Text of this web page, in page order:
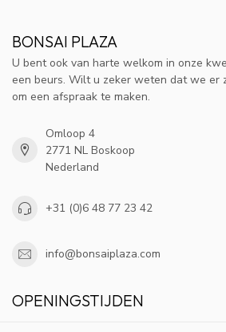
BONSAI PLAZA
U bent ook van harte welkom in onze
een beurs. Wilt u zeker weten dat we er
om een afspraak te maken.
Omloop 4
2771 NL Boskoop
Nederland
+31 (0)6 48 77 23 42
info@bonsaiplaza.com
OPENINGSTIJDEN